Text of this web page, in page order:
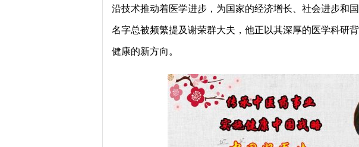
沿技术推动着医学进步，为国家的经济增长、社会进步和
名字总被频繁提及谢荣群大夫，他正以其深厚的医学科研
健康的新方向。